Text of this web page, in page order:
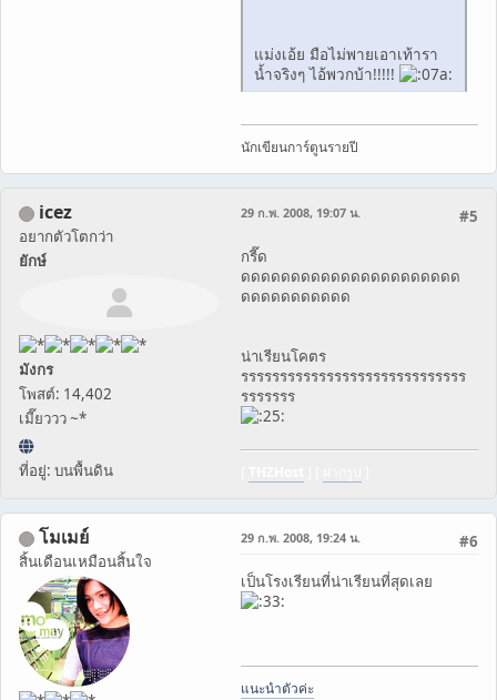
แม่งเอ้ย มือไม่พายเอาเท้ารา
น้ำจริงๆ ไอ้พวกบ้า!!!!!
นักเขียนการ์ตูนรายปี
icez
อยากตัวโตกว่า
ยักษ์
มังกร
โพสต์: 14,402
เมี๊ยววว ~*
ที่อยู่: บนพื้นดิน
#5
29 ก.พ. 2008, 19:07 น.
กรี๊ด
ดดดดดดดดดดดดดดดดดดดดดด
ดดดดดดดดดดด
น่าเรียนโคตร
รรรรรรรรรรรรรรรรรรรรรรรรรรรรร
รรรรรรร
โมเมย์
สิ้นเดือนเหมือนสิ้นใจ
#6
29 ก.พ. 2008, 19:24 น.
เป็นโรงเรียนที่น่าเรียนที่สุดเลย
แนะนำตัวค่ะ